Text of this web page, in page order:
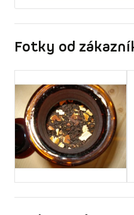
Fotky od